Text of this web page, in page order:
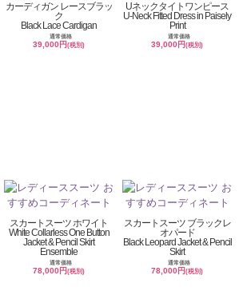
カーディガン レースブラッ
ク
Black Lace Cardigan
通常価格
39,000円(税別)
Uネックタイトワンピース
U-Neck Fitted Dress in Paisely
Print
通常価格
39,000円(税別)
スカートスーツ ホワイト
White Collarless One Button
Jacket & Pencil Skirt
Ensemble
通常価格
78,000円(税別)
スカートスーツ ブラックレ
オパード
Black Leopard Jacket & Pencil
Skirt
通常価格
78,000円(税別)